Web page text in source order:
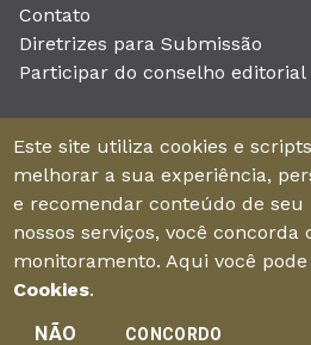
Contato
Diretrizes para Submissão
Participar do conselho editorial
Unieducar Inteligência Educacional
CNPJ: 05.569.970/0001-26
Av. Desembargador Moreira, No.
Aldeota
Fortaleza – Ceará - Brasil - CEP
Enviar manuscrito
Este site utiliza cookies e
melhorar a sua experiência,
e recomendar conteúdo de
nossos serviços, você concorda
monitoramento. Aqui você
Cookies.
NÃO
CONCORDO